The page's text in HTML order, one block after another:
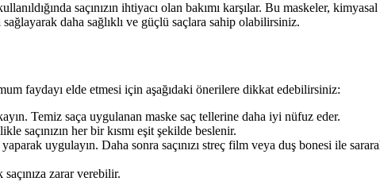
saçınızın ihtiyacı olan bakımı karşılar. Bu maskeler,
daha sağlıklı ve güçlü saçlara sahip olabilirsiniz.
faydayı elde etmesi için aşağıdaki önerilere dikkat edebilirsiniz:
Temiz saça uygulanan maske saç tellerine daha iyi nüfuz eder.
saçınızın her bir kısmı eşit şekilde beslenir.
uygulayın. Daha sonra saçınızı streç film veya duş bonesi ile
zarar verebilir.